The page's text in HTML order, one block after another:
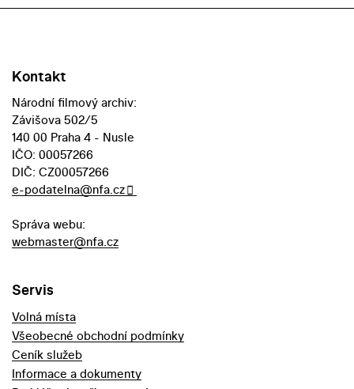
Kontakt
Národní filmový archiv:
Závišova 502/5
140 00 Praha 4 - Nusle
IČO: 00057266
DIČ: CZ00057266
e-podatelna@nfa.cz
Správa webu:
webmaster@nfa.cz
Servis
Volná místa
Všeobecné obchodní podmínky
Ceník služeb
Informace a dokumenty